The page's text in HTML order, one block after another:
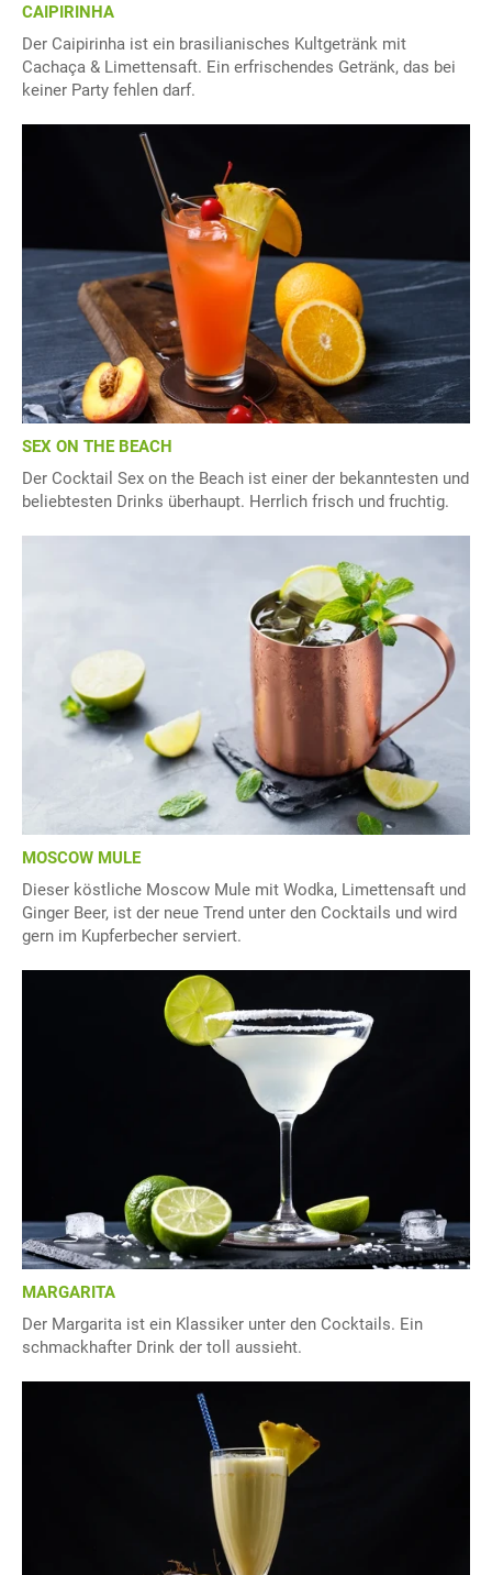
CAIPIRINHA
Der Caipirinha ist ein brasilianisches Kultgetränk mit
Cachaça & Limettensaft. Ein erfrischendes Getränk, das bei
keiner Party fehlen darf.
SEX ON THE BEACH
Der Cocktail Sex on the Beach ist einer der bekanntesten und
beliebtesten Drinks überhaupt. Herrlich frisch und fruchtig.
MOSCOW MULE
Dieser köstliche Moscow Mule mit Wodka, Limettensaft und
Ginger Beer, ist der neue Trend unter den Cocktails und wird
gern im Kupferbecher serviert.
MARGARITA
Der Margarita ist ein Klassiker unter den Cocktails. Ein
schmackhafter Drink der toll aussieht.